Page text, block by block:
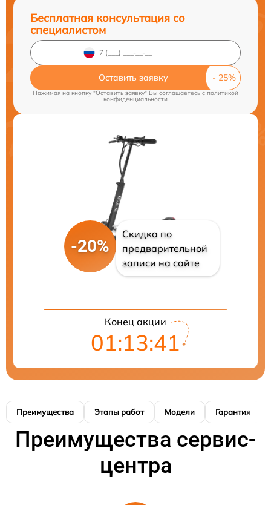
Бесплатная консультация со
специалистом
Оставить заявку
Нажимая на кнопку "Оставить заявку" Вы соглашаетесь cполитикой
конфиденциальности
-20%
Скидка по
предварительной
записи на сайте
Конец акции
01:13:41
Преимущества Этапы работ Модели Гарантия
Преимущества сервис-
центра